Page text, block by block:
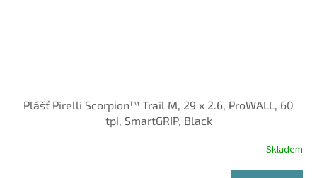
Plášť Pirelli Scorpion™ Trail M, 29 x 2.6, ProWALL, 60
tpi, SmartGRIP, Black
Skladem